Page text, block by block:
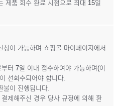
제품 회수 완료 시점으로 최대 15일
이 가능하며 쇼핑몰 마이페이지에서
터 7일 이내 접수하여야 가능하며(이
선회수되어야 합니다.
불이 진행됩니다.
제해주신 경우 당사 규정에 의해 환